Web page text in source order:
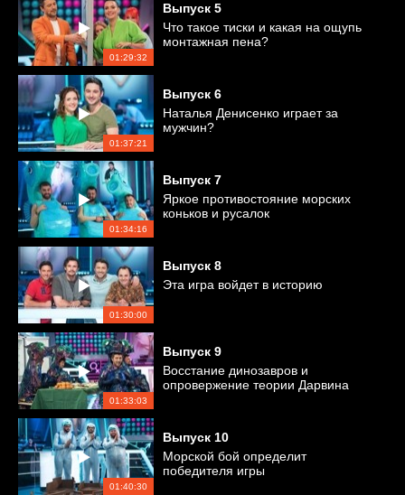
01:29:32
Выпуск 5
Что такое тиски и какая на ощупь
монтажная пена?
01:37:21
Выпуск 6
Наталья Денисенко играет за
мужчин?
01:34:16
Выпуск 7
Яркое противостояние морских
коньков и русалок
01:30:00
Выпуск 8
Эта игра войдет в историю
01:33:03
Выпуск 9
Восстание динозавров и
опровержение теории Дарвина
01:40:30
Выпуск 10
Морской бой определит
победителя игры